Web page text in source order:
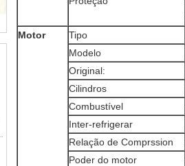
Motor
Tipo
Modelo
Original:
Cilindros
Combustível
Inter-refrigerar
Relação de Comprssion
Poder do motor